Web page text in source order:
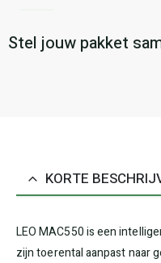
KORTE
LEO MAC550 is een
zijn toerental aanpast naar